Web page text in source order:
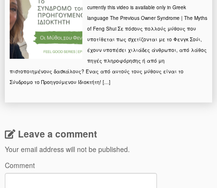
currently this video is available only in Greek
language The Previous Owner Syndrome | The Myths
of Feng Shui Σε πόσους πολλούς μύθους που
υποτίθεται πως σχετίζονται με το Φενγκ Σούι,
έχουν υποπέσει χιλιάδες άνθρωποι, από λάθος
πηγές πληροφόρησης ή από μη
πιστοποιημένους δασκάλους? Ένας από αυτούς τους μύθους είναι το
Σύνδρομο το Προηγούμενου Ιδιοκτήτη! […]
Leave a comment
Your email address will not be published.
Comment